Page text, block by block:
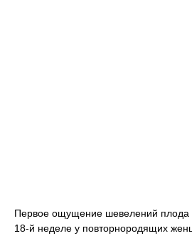
Первое ощущение шевелений плода
18-й неделе у повторнородящих